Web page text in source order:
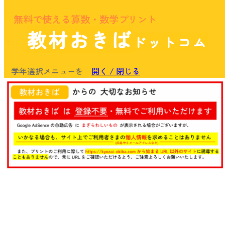
無料で使える算数・数学プリント
教材おきば ドットコム
学年選択メニューを 開く / 閉じる